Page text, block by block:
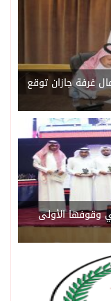
الأعمال غرفة جازان توقع
وقوفها الأولى